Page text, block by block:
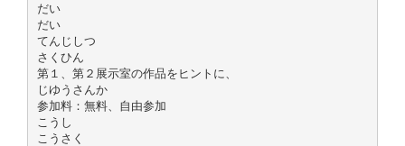
だい
だい
てんじしつ
さくひん
第１、第２展示室の作品をヒントに、
じゆうさんか
参加料：無料、自由参加
こうし
こうさく